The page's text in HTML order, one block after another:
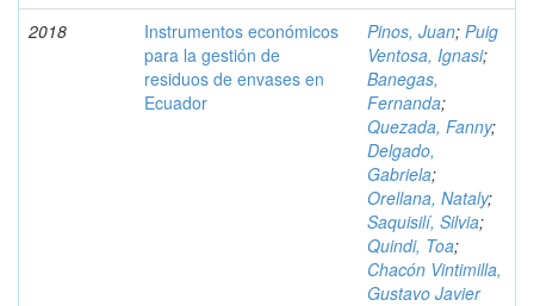
2018
Instrumentos económicos
para la gestión de
residuos de envases en
Ecuador
Pinos, Juan; Puig
Ventosa, Ignasi;
Banegas,
Fernanda;
Quezada, Fanny;
Delgado,
Gabriela;
Orellana, Nataly;
Saquisilí, Silvia;
Quindi, Toa;
Chacón Vintimilla,
Gustavo Javier